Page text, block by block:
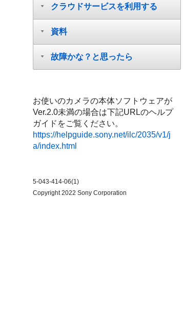
クラウドサービスを利用する
資料
故障かな？と思ったら
お使いのカメラの本体ソフトウェアが
Ver.2.0未満の場合は下記URLのヘルプ
ガイドをご覧ください。
https://helpguide.sony.net/ilc/2035/v1/j
a/index.html
5-043-414-06(1)
Copyright 2022 Sony Corporation